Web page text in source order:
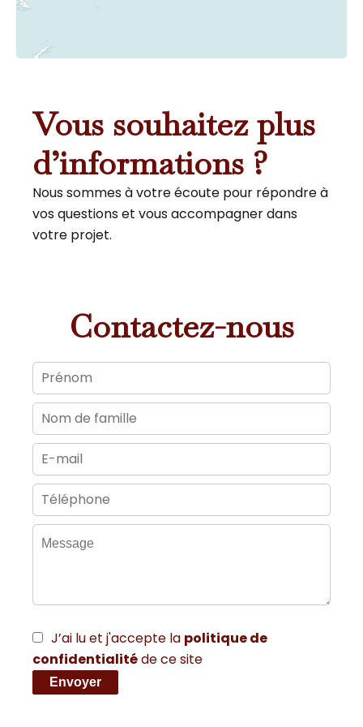
Vous souhaitez plus
d’informations ?
Nous sommes à votre écoute pour répondre à
vos questions et vous accompagner dans
votre projet.
Contactez-nous
J’ai lu et j'accepte la politique de
confidentialitéde ce site
Envoyer